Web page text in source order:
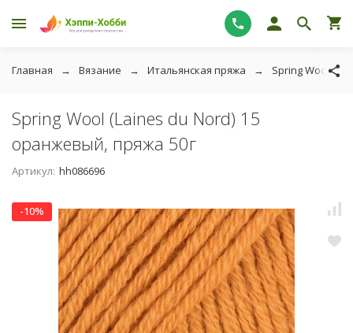
Главная Вязание Итальянская пряжа Spring Wool
Spring Wool (Laines du Nord) 15
оранжевый, пряжа 50г
Артикул: hh086696
-10%